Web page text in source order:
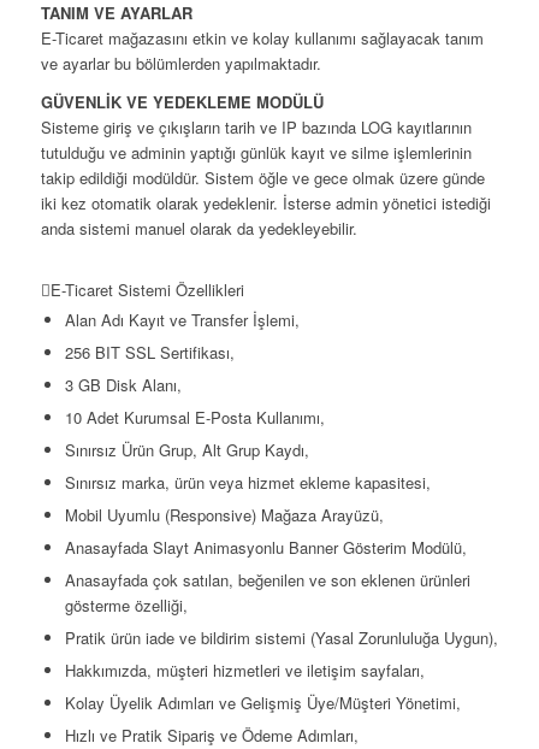
TANIM VE AYARLAR
E-Ticaret mağazasını etkin ve kolay kullanımı sağlayacak tanım
ve ayarlar bu bölümlerden yapılmaktadır.
GÜVENLİK VE YEDEKLEME MODÜLÜ
Sisteme giriş ve çıkışların tarih ve IP bazında LOG kayıtlarının
tutulduğu ve adminin yaptığı günlük kayıt ve silme işlemlerinin
takip edildiği modüldür. Sistem öğle ve gece olmak üzere günde
iki kez otomatik olarak yedeklenir. İsterse admin yönetici istediği
anda sistemi manuel olarak da yedekleyebilir.
E-Ticaret Sistemi Özellikleri
Alan Adı Kayıt ve Transfer İşlemi,
256 BIT SSL Sertifikası,
3 GB Disk Alanı,
10 Adet Kurumsal E-Posta Kullanımı,
Sınırsız Ürün Grup, Alt Grup Kaydı,
Sınırsız marka, ürün veya hizmet ekleme kapasitesi,
Mobil Uyumlu (Responsive) Mağaza Arayüzü,
Anasayfada Slayt Animasyonlu Banner Gösterim Modülü,
Anasayfada çok satılan, beğenilen ve son eklenen ürünleri
gösterme özelliği,
Pratik ürün iade ve bildirim sistemi (Yasal Zorunluluğa Uygun),
Hakkımızda, müşteri hizmetleri ve iletişim sayfaları,
Kolay Üyelik Adımları ve Gelişmiş Üye/Müşteri Yönetimi,
Hızlı ve Pratik Sipariş ve Ödeme Adımları,